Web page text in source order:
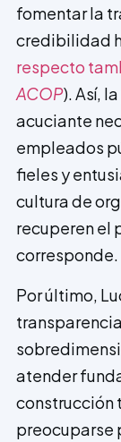
fomentar la
credibilidad
respecto
ACOP). Así,
acuciante
empleados
fieles y
cultura de
recuperen el
corresponde.
Por último,
atender
construcción
preocuparse